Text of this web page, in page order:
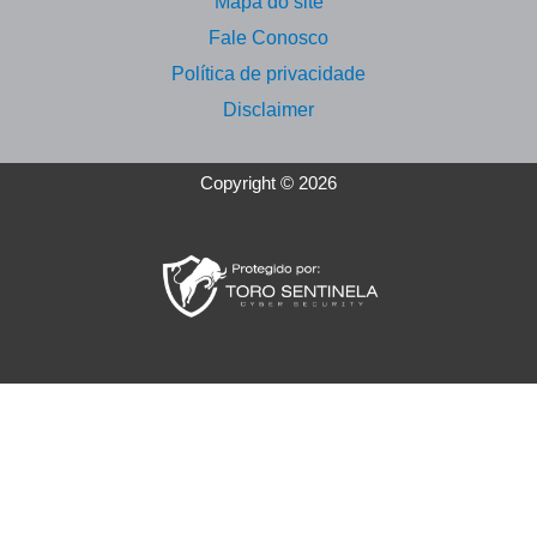
Fale Conosco
Política de privacidade
Disclaimer
Copyright © 2026